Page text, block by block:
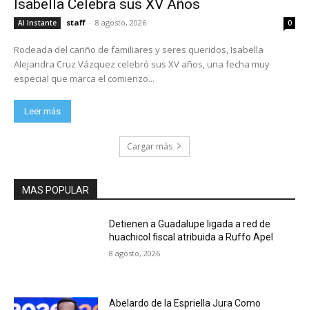
Isabella Celebra sus XV Años
Al Instante staff - 8 agosto, 2026 0
Rodeada del cariño de familiares y seres queridos, Isabella
Alejandra Cruz Vázquez celebró sus XV años, una fecha muy
especial que marca el comienzo...
Leer más
Cargar más
MAS POPULAR
Detienen a Guadalupe ligada a red de
huachicol fiscal atribuida a Ruffo Apel
8 agosto, 2026
Abelardo de la Espriella Jura Como